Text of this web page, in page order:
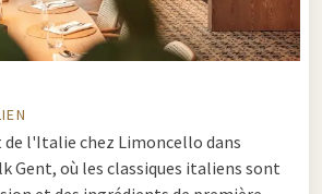
de l'Italie chez Limoncello dans
Gent, où les classiques italiens sont